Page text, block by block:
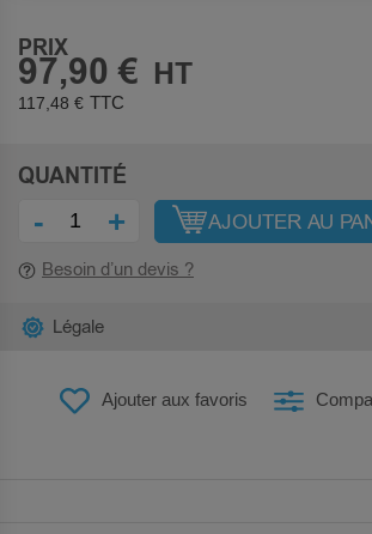
PRIX
97,90 €
117,48 €
QUANTITÉ
- + AJOUTER AU
Besoin d’un devis ?
Ajouter aux favoris
Légale